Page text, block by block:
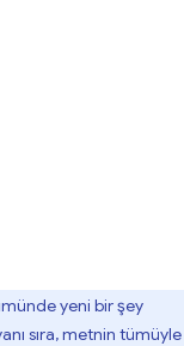
yeni bir şey
sıra, metnin tümüyle